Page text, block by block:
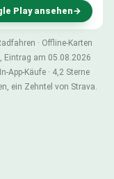
Play ansehen→
· Offline-Karten
Eintrag am 05.08.2026
App-Käufe · 4,2 Sterne
ein Zehntel von Strava.